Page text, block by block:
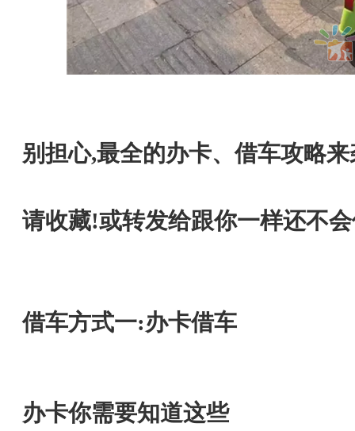
别担心,最全的办卡、借车攻略来
请收藏!或转发给跟你一样还不
借车方式一:办卡借车
办卡你需要知道这些